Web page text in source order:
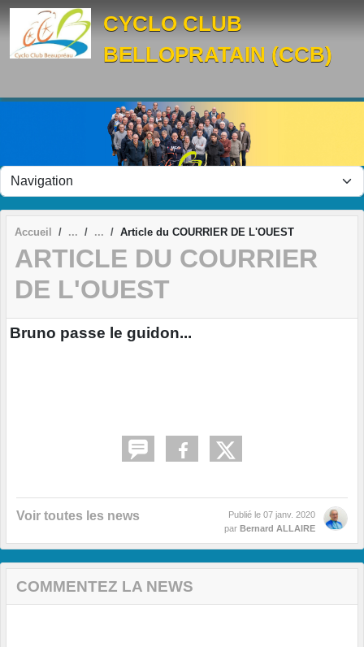
CYCLO CLUB
BELLOPRATAIN (CCB)
Accueil Article du COURRIER DE L'OUEST
ARTICLE DU COURRIER
DE L'OUEST
Bruno passe le guidon...
Voir toutes les news Publié le 07 janv. 2020
par Bernard ALLAIRE
COMMENTEZ LA NEWS
Panneau de gestion des cookies